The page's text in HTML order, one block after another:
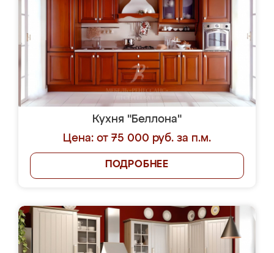
Кухня "Беллона"
Цена: от 75 000 руб. за п.м.
ПОДРОБНЕЕ